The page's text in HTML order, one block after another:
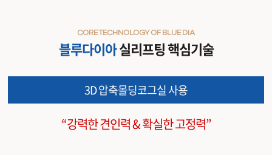
블루다이아실리프팅 핵심기술
CORE TECHNOLOGY OF BLUE DIA
3D 압축몰딩코그실 사용
“강력한 견인력 & 확실한 고정력”